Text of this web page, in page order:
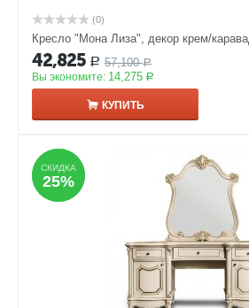
(0)
Кресло "Мона Лиза", декор крем/
42,825 Р 57,100 Р
Вы экономите: 14,275 Р
КУПИТЬ
СКИДКА
25%
СКИДКА
25%